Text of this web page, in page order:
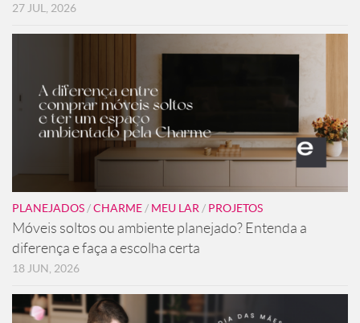
27 JUL, 2026
PLANEJADOS /CHARME / MEU LAR / PROJETOS
Móveis soltos ou ambiente planejado? Entenda a
diferença e faça a escolha certa
18 JUN, 2026